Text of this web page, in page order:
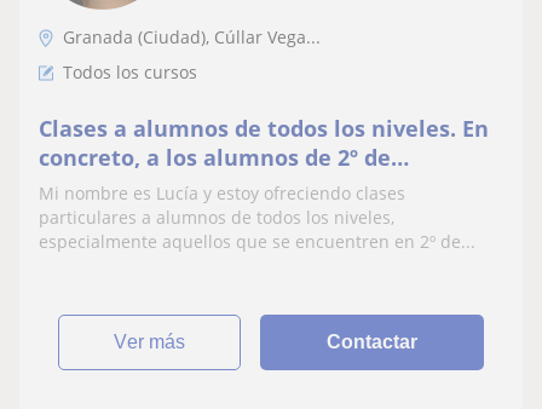
Granada (Ciudad), Cúllar Vega...
Todos los cursos
Clases a alumnos de todos los niveles. En
concreto, a los alumnos de 2º de
bachillerato para su preparación de cara a
la EVAU
Mi nombre es Lucía y estoy ofreciendo clases
particulares a alumnos de todos los niveles,
especialmente aquellos que se encuentren en 2º de...
ver más Contactar